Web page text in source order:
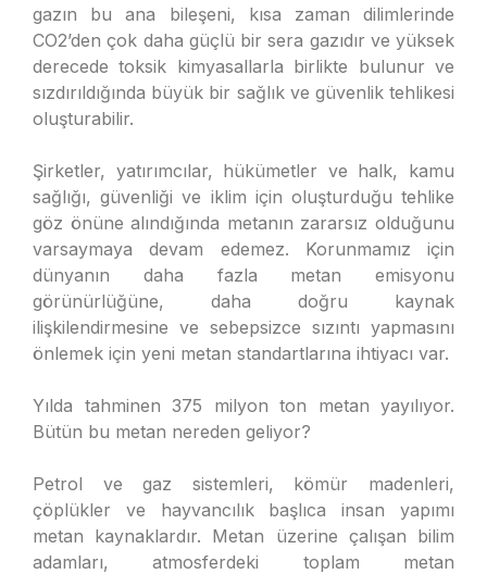
gazın bu ana bileşeni, kısa zaman dilimlerinde
CO2’den çok daha güçlü bir sera gazıdır ve yüksek
derecede toksik kimyasallarla birlikte bulunur ve
sızdırıldığında büyük bir sağlık ve güvenlik tehlikesi
oluşturabilir.
Şirketler, yatırımcılar, hükümetler ve halk, kamu
sağlığı, güvenliği ve iklim için oluşturduğu tehlike
göz önüne alındığında metanın zararsız olduğunu
varsaymaya devam edemez. Korunmamız için
dünyanın daha fazla metan emisyonu
görünürlüğüne, daha doğru kaynak
ilişkilendirmesine ve sebepsizce sızıntı yapmasını
önlemek için yeni metan standartlarına ihtiyacı var.
Yılda tahminen 375 milyon ton metan yayılıyor.
Bütün bu metan nereden geliyor?
Petrol ve gaz sistemleri, kömür madenleri,
çöplükler ve hayvancılık başlıca insan yapımı
metan kaynaklardır. Metan üzerine çalışan bilim
adamları, atmosferdeki toplam metan